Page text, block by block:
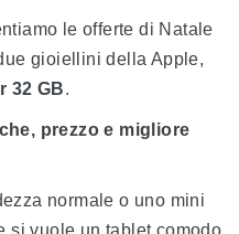
le offerte di Natale
gioiellini della Apple,
32 GB.
prezzo e migliore
normale o uno mini
si vuole un tablet comodo